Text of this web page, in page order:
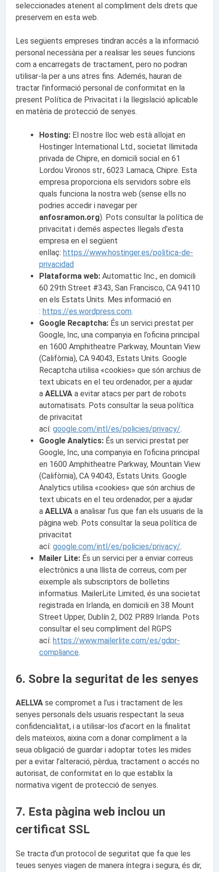
seleccionades atenent al compliment dels drets que
preservem en esta web.
Les següents empreses tindran accés a la informació
personal necessària per a realisar les seues funcions
com a encarregats de tractament, pero no podran
utilisar-la per a uns atres fins. Ademés, hauran de
tractar l’informació personal de conformitat en la
present Política de Privacitat i la llegislació aplicable
en matèria de protecció de senyes.
Hosting: El nostre lloc web està allojat en
Hostinger International Ltd., societat llimitada
privada de Chipre, en domicili social en 61
Lordou Vironos str., 6023 Larnaca, Chipre. Esta
empresa proporciona els servidors sobre els
quals funciona la nostra web (sense ells no
podries accedir i navegar per
anfosramon.org). Pots consultar la política de
privacitat i demés aspectes llegals d’esta
empresa en el següent
enllaç: https://www.hostinger.es/politica-de-
privacidad
Plataforma web: Automattic Inc., en domicili
60 29th Street #343, San Francisco, CA 94110
en els Estats Units. Mes informació en
: https://es.wordpress.com.
Google Recaptcha: És un servici prestat per
Google, Inc, una companyia en l’oficina principal
en 1600 Amphitheatre Parkway, Mountain View
(Califòrnia), CA 94043, Estats Units. Google
Recaptcha utilisa «cookies» que són archius de
text ubicats en el teu ordenador, per a ajudar
a AELLVA a evitar atacs per part de robots
automatisats. Pots consultar la seua política
de privacitat
ací: google.com/intl/es/policies/privacy/.
Google Analytics: És un servici prestat per
Google, Inc, una companyia en l’oficina principal
en 1600 Amphitheatre Parkway, Mountain View
(Califòrnia), CA 94043, Estats Units. Google
Analytics utilisa «cookies» que són archius de
text ubicats en el teu ordenador, per a ajudar
a AELLVA a analisar l’us que fan els usuaris de la
pàgina web. Pots consultar la seua política de
privacitat
ací: google.com/intl/es/policies/privacy/.
Mailer Lite: És un servici per a enviar correus
electrònics a una llista de correus, com per
eixemple als subscriptors de bolletins
informatius. MailerLite Limited, és una societat
registrada en Irlanda, en domicili en 38 Mount
Street Upper, Dublín 2, D02 PR89 Irlanda. Pots
consultar el seu compliment del RGPS
ací: https://www.mailerlite.com/es/gdpr-
compliance.
6. Sobre la seguritat de les senyes
AELLVA se compromet a l’us i tractament de les
senyes personals dels usuaris respectant la seua
confidencialitat, i a utilisar-los d’acort en la finalitat
dels mateixos, aixina com a donar compliment a la
seua obligació de guardar i adoptar totes les mides
per a evitar l’alteració, pèrdua, tractament o accés no
autorisat, de conformitat en lo que establix la
normativa vigent de protecció de senyes.
7. Esta pàgina web inclou un
certificat SSL
Se tracta d’un protocol de seguritat que fa que les
teues senyes viagen de manera íntegra i segura, és dir,